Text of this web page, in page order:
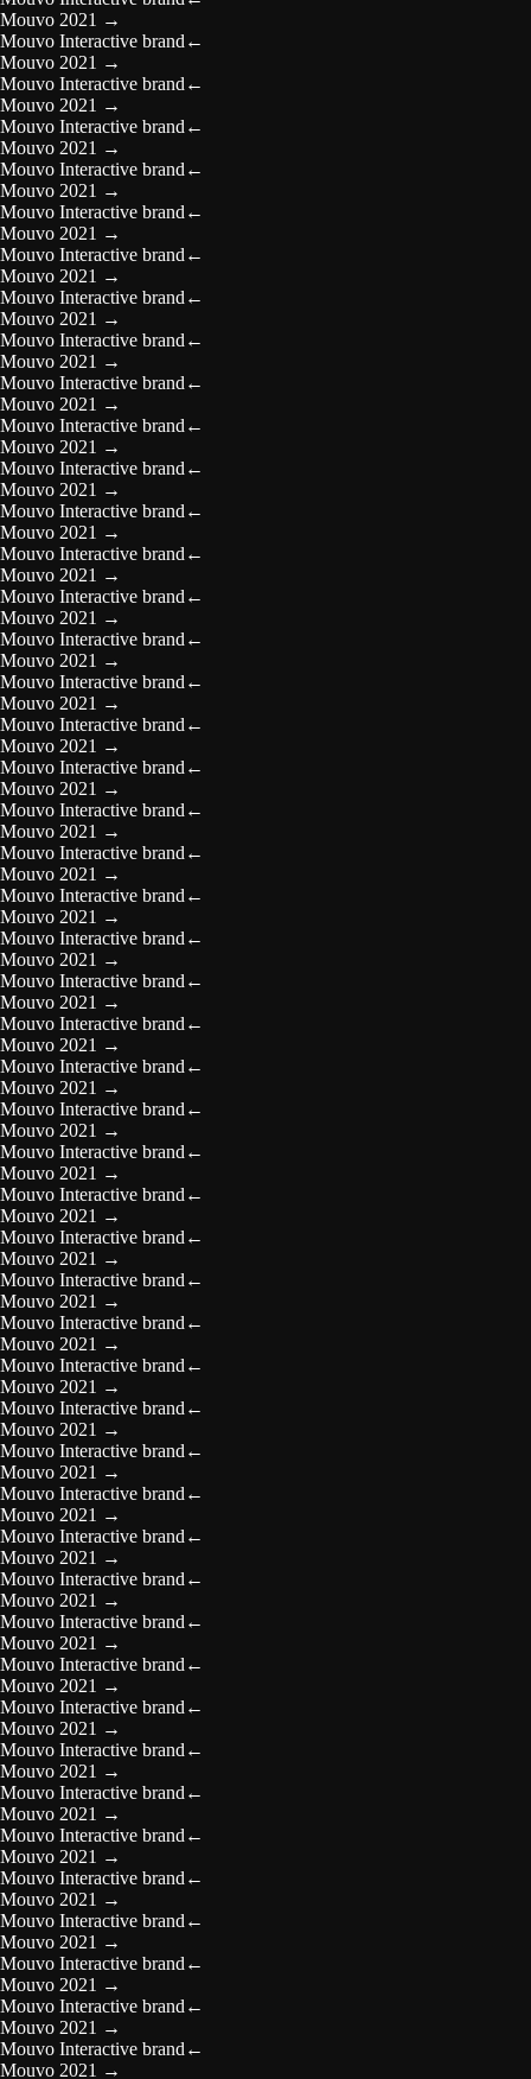
Mouvo 2021 →
Mouvo Interactive brand ←
Mouvo 2021 →
Mouvo Interactive brand ←
Mouvo 2021 →
Mouvo Interactive brand ←
Mouvo 2021 →
Mouvo Interactive brand ←
Mouvo 2021 →
Mouvo Interactive brand ←
Mouvo 2021 →
Mouvo Interactive brand ←
Mouvo 2021 →
Mouvo Interactive brand ←
Mouvo 2021 →
Mouvo Interactive brand ←
Mouvo 2021 →
Mouvo Interactive brand ←
Mouvo 2021 →
Mouvo Interactive brand ←
Mouvo 2021 →
Mouvo Interactive brand ←
Mouvo 2021 →
Mouvo Interactive brand ←
Mouvo 2021 →
Mouvo Interactive brand ←
Mouvo 2021 →
Mouvo Interactive brand ←
Mouvo 2021 →
Mouvo Interactive brand ←
Mouvo 2021 →
Mouvo Interactive brand ←
Mouvo 2021 →
Mouvo Interactive brand ←
Mouvo 2021 →
Mouvo Interactive brand ←
Mouvo 2021 →
Mouvo Interactive brand ←
Mouvo 2021 →
Mouvo Interactive brand ←
Mouvo 2021 →
Mouvo Interactive brand ←
Mouvo 2021 →
Mouvo Interactive brand ←
Mouvo 2021 →
Mouvo Interactive brand ←
Mouvo 2021 →
Mouvo Interactive brand ←
Mouvo 2021 →
Mouvo Interactive brand ←
Mouvo 2021 →
Mouvo Interactive brand ←
Mouvo 2021 →
Mouvo Interactive brand ←
Mouvo 2021 →
Mouvo Interactive brand ←
Mouvo 2021 →
Mouvo Interactive brand ←
Mouvo 2021 →
Mouvo Interactive brand ←
Mouvo 2021 →
Mouvo Interactive brand ←
Mouvo 2021 →
Mouvo Interactive brand ←
Mouvo 2021 →
Mouvo Interactive brand ←
Mouvo 2021 →
Mouvo Interactive brand ←
Mouvo 2021 →
Mouvo Interactive brand ←
Mouvo 2021 →
Mouvo Interactive brand ←
Mouvo 2021 →
Mouvo Interactive brand ←
Mouvo 2021 →
Mouvo Interactive brand ←
Mouvo 2021 →
Mouvo Interactive brand ←
Mouvo 2021 →
Mouvo Interactive brand ←
Mouvo 2021 →
Mouvo Interactive brand ←
Mouvo 2021 →
Mouvo Interactive brand ←
Mouvo 2021 →
Mouvo Interactive brand ←
Mouvo 2021 →
Mouvo Interactive brand ←
Mouvo 2021 →
Mouvo Interactive brand ←
Mouvo 2021 →
Mouvo Interactive brand ←
Mouvo 2021 →
Mouvo Interactive brand ←
Mouvo 2021 →
Mouvo Interactive brand ←
Mouvo 2021 →